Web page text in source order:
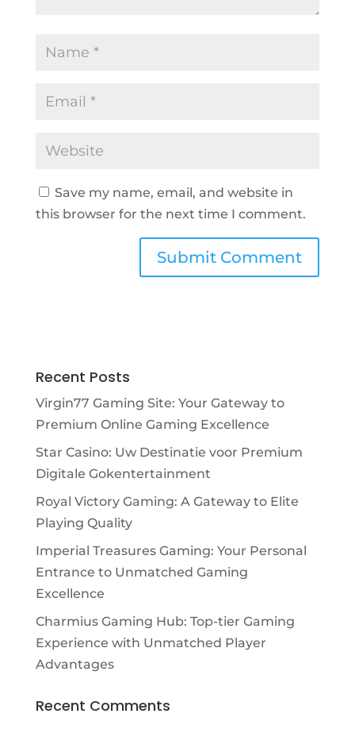
Save my name, email, and website in
this browser for the next time I comment.
Recent Posts
Virgin77 Gaming Site: Your Gateway to
Premium Online Gaming Excellence
Star Casino: Uw Destinatie voor Premium
Digitale Gokentertainment
Royal Victory Gaming: A Gateway to Elite
Playing Quality
Imperial Treasures Gaming: Your Personal
Entrance to Unmatched Gaming
Excellence
Charmius Gaming Hub: Top-tier Gaming
Experience with Unmatched Player
Advantages
Recent Comments